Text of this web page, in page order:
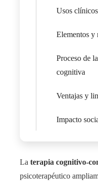
Usos
Elementos y
Proceso de
cognitiva
Ventajas y
Impacto
La terapia cognitivo-
psicoterapéutico